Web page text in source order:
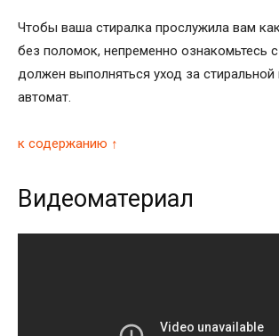
Чтобы ваша стиралка прослужила вам
без поломок, непременно ознакомьтесь
должен выполняться уход за
автомат.
к содержанию ↑
Видеоматериал